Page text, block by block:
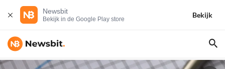
Newsbit
Bekijk in de Google Play store
Bekijk